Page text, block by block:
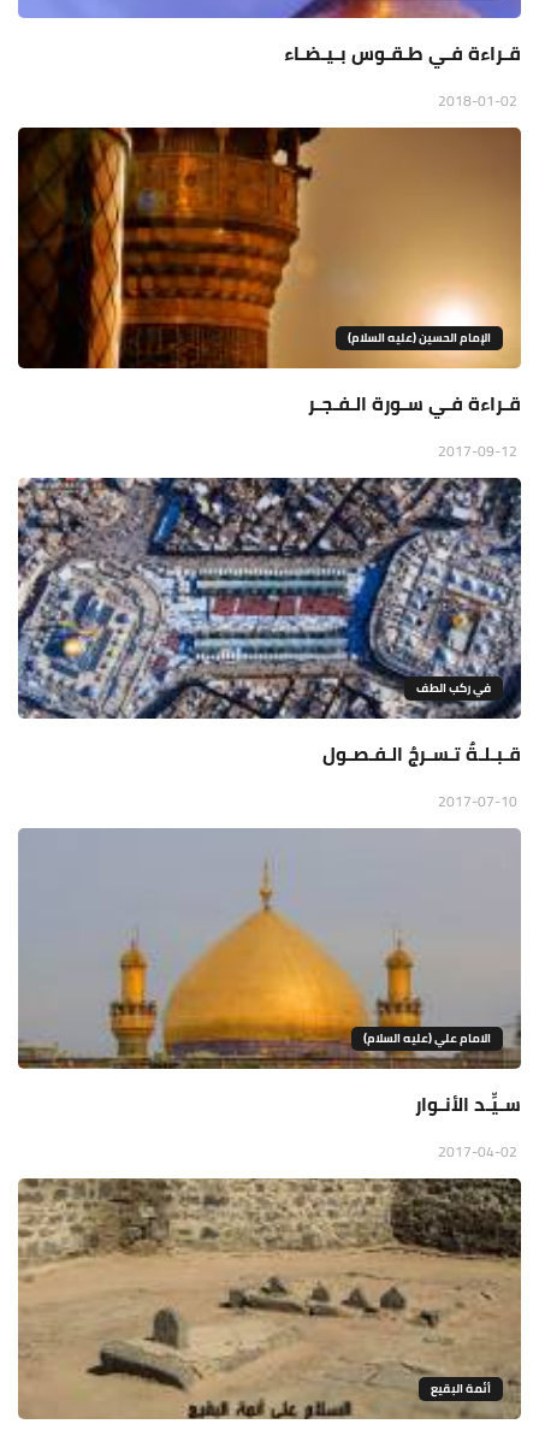
قـراءة فـي طـقـوس بـيـضـاء
الإمام الحسين (عليه السلام)
قـراءة فـي سـورة الـفـجـر
في ركب الطف
قـبـلـةٌ تـسـرجُ الـفـصـول
الامام علي (عليه السلام)
سـيِّـد الأنـوار
أئمة البقيع